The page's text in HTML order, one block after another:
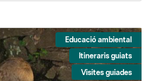
Educació ambiental
Itineraris guiats
Visites guiades